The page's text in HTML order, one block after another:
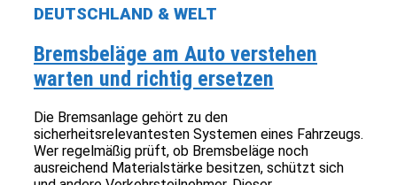
DEUTSCHLAND & WELT
Bremsbeläge am Auto verstehen
warten und richtig ersetzen
Die Bremsanlage gehört zu den
sicherheitsrelevantesten Systemen eines Fahrzeugs.
Wer regelmäßig prüft, ob Bremsbeläge noch
ausreichend Materialstärke besitzen, schützt sich